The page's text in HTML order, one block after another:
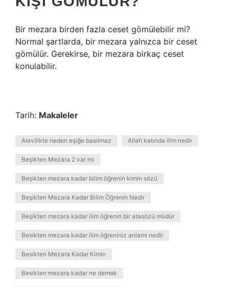
Bir mezara birden fazla ceset gömülebilir mi?
Normal şartlarda, bir mezara yalnızca bir ceset
gömülür. Gerekirse, bir mezara birkaç ceset
konulabilir.
Tarih: Makaleler
Alevilikte neden eşiğe basılmaz Allah katında ilim nedir
Beşikten Mezara 2 var mı
Beşikten mezara kadar bilim öğrenin kimin sözü
Beşikten Mezara Kadar Bilim Öğrenin Nedir
Beşikten mezara kadar ilim öğrenin bir atasözü müdür
Besikten mezara kadar ilim öğreniniz anlami nedir
Besikten Mezara Kadar Kimin
Besikten mezara kadar ne demek